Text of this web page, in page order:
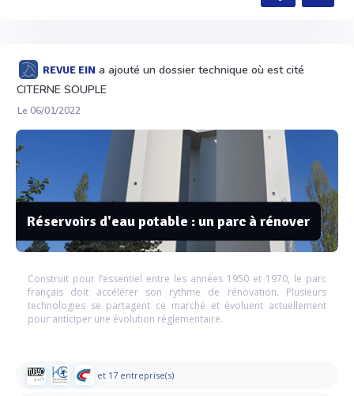
REVUE EIN a ajouté un dossier technique où est cité
CITERNE SOUPLE
Le 06/01/2022
Réservoirs d'eau potable : un parc à rénover
Construit pour l’essentiel entre les années 1950 et 1970, le parc
français doit accélérer son rythme de rénovation. Plusieurs
technologies se partagent ce marché et évoluent actuellement
pour anticiper une évolution réglementaire.
et 17 entreprise(s)